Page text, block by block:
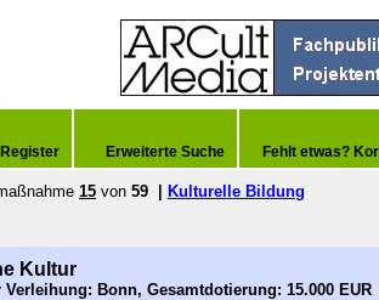
Register Erweiterte Suche Fehlt etwas?
15 von 59 Kulturelle Bildung
Kultur
Bonn, Gesamtdotierung: 15.000 EUR